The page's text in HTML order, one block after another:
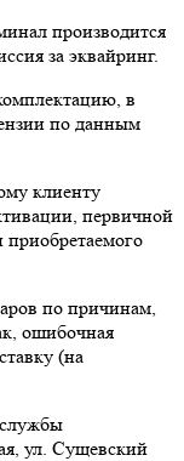
производится
за эквайринг.
в
по данным
клиенту
первичной
приобретаемого
по причинам,
ошибочная
(на
службы
ул. Сущевский